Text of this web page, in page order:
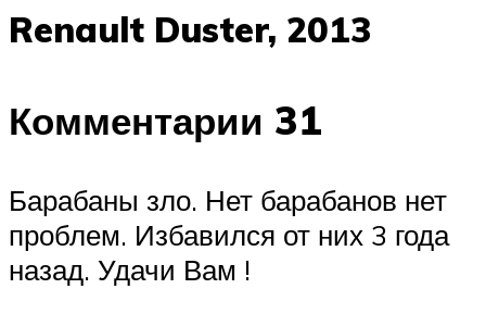
Renault Duster, 2013
Комментарии 31
Барабаны зло. Нет барабанов нет
проблем. Избавился от них 3 года
назад. Удачи Вам !